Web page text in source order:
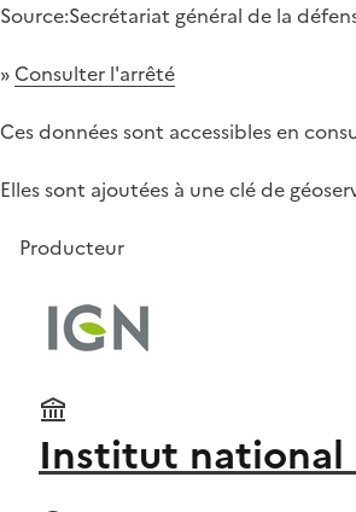
Source:Secrétariat général de la
» Consulter l'arrêté
Ces données sont accessibles en
Elles sont ajoutées à une clé de
Producteur
Institut national